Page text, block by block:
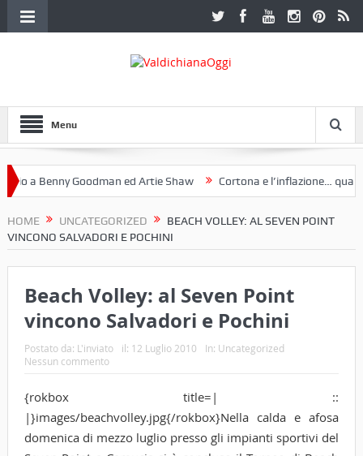
Menu
a Benny Goodman ed Artie Shaw Cortona e l’inflazione…
HOME UNCATEGORIZED
BEACH VOLLEY: AL SEVEN POINT
VINCONO SALVADORI E POCHINI
Beach Volley: al Seven Point
vincono Salvadori e Pochini
Postato da: L'inviato il: 12 Luglio 2010 In: Uncategorized
Nessun commento
{rokbox title=| ::
|}images/beachvolley.jpg{/rokbox}Nella calda e afosa
domenica di mezzo luglio presso gli impianti sportivi del